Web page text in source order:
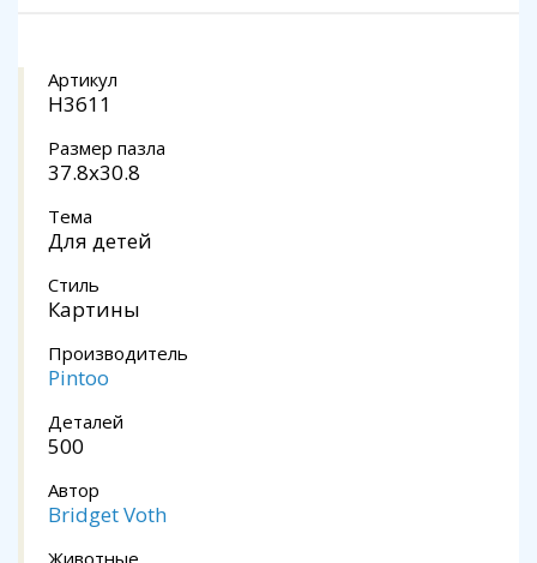
Артикул
H3611
Размер пазла
37.8x30.8
Тема
Для детей
Стиль
Картины
Производитель
Pintoo
Деталей
500
Автор
Bridget Voth
Животные